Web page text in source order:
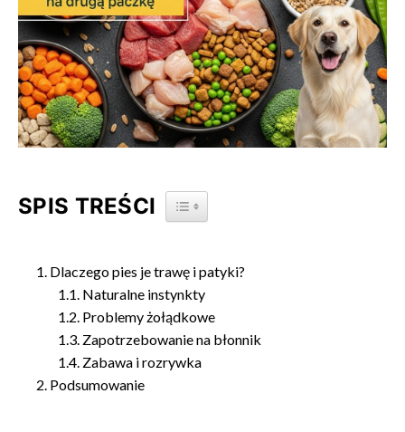
SPIS TREŚCI TOGGLE TABLE OF CONTENT
Dlaczego pies je trawę i patyki?
Naturalne instynkty
Problemy żołądkowe
Zapotrzebowanie na błonnik
Zabawa i rozrywka
Podsumowanie